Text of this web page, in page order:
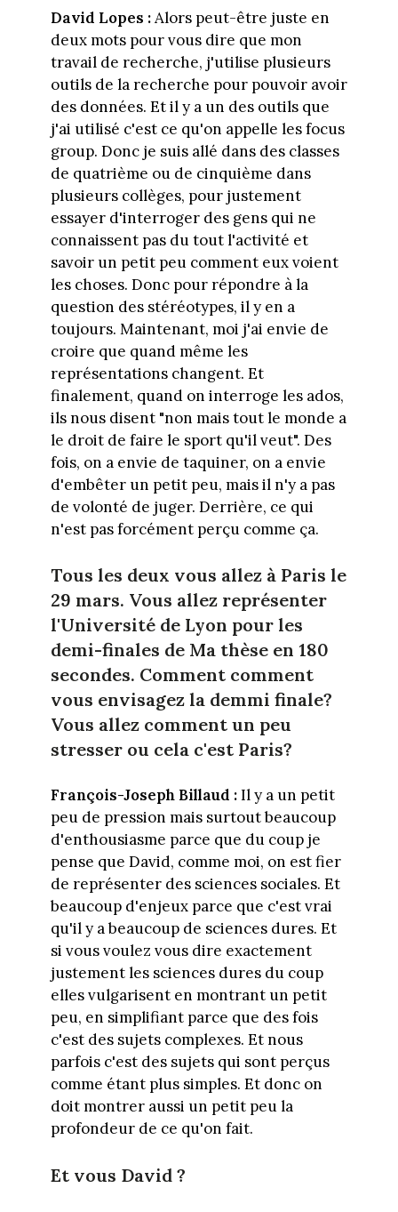
David Lopes :Alors peut-être juste en
deux mots pour vous dire que mon
travail de recherche, j'utilise plusieurs
outils de la recherche pour pouvoir avoir
des données. Et il y a un des outils que
j'ai utilisé c'est ce qu'on appelle les focus
group. Donc je suis allé dans des classes
de quatrième ou de cinquième dans
plusieurs collèges, pour justement
essayer d'interroger des gens qui ne
connaissent pas du tout l'activité et
savoir un petit peu comment eux voient
les choses. Donc pour répondre à la
question des stéréotypes, il y en a
toujours. Maintenant, moi j'ai envie de
croire que quand même les
représentations changent. Et
finalement, quand on interroge les ados,
ils nous disent "non mais tout le monde a
le droit de faire le sport qu'il veut". Des
fois, on a envie de taquiner, on a envie
d'embêter un petit peu, mais il n'y a pas
de volonté de juger. Derrière, ce qui
n'est pas forcément perçu comme ça.
Tous les deux vous allez à Paris le
29 mars. Vous allez représenter
l'Université de Lyon pour les
demi-finales de Ma thèse en 180
secondes. Comment comment
vous envisagez la demmi finale?
Vous allez comment un peu
stresser ou cela c'est Paris?
François-Joseph Billaud :Il y a un petit
peu de pression mais surtout beaucoup
d'enthousiasme parce que du coup je
pense que David, comme moi, on est fier
de représenter des sciences sociales. Et
beaucoup d'enjeux parce que c'est vrai
qu'il y a beaucoup de sciences dures. Et
si vous voulez vous dire exactement
justement les sciences dures du coup
elles vulgarisent en montrant un petit
peu, en simplifiant parce que des fois
c'est des sujets complexes. Et nous
parfois c'est des sujets qui sont perçus
comme étant plus simples. Et donc on
doit montrer aussi un petit peu la
profondeur de ce qu'on fait.
Et vous David ?